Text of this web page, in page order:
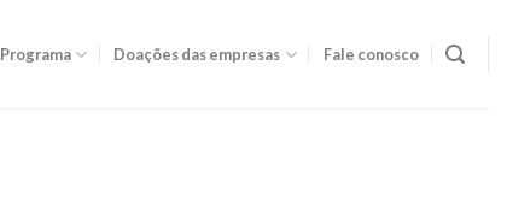
Programa Doações das empresas Fale conosco